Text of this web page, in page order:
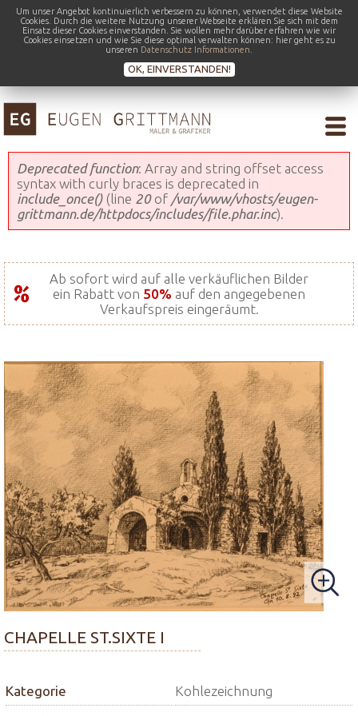
Um unser Angebot kontinuierlich verbessern zu können, verwendet diese Website
Cookies. Durch die weitere Nutzung unserer Webseite erklären Sie sich mit dem
Einsatz dieser Cookies einverstanden. Sie wollen mehr darüber erfahren wie wir
Cookies einsetzen und wie Sie diese optimal verwalten können: hier geht es zu
unseren Datenschutz Informationen
OK, EINVERSTANDEN!
Fehlermeldung
Deprecated function: Array and string offset access
syntax with curly braces is deprecated in
include_once()(line 20of /var/www/vhosts/eugen-
grittmann.de/httpdocs/includes/file.phar.inc).
Ab sofort wird auf alle verkäuflichen Bilder
ein Rabatt von 50% auf den angegebenen
Verkaufspreis eingeräumt.
CHAPELLE ST.SIXTE I
Kategorie
Kohlezeichnung